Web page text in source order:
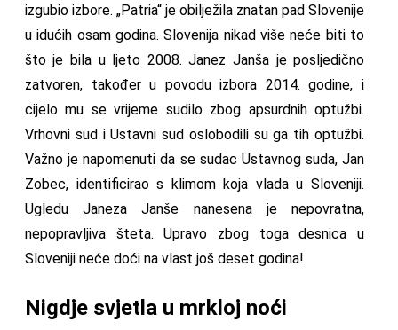
izgubio izbore. „Patria“ je obilježila znatan pad Slovenije
u idućih osam godina. Slovenija nikad više neće biti to
što je bila u ljeto 2008. Janez Janša je posljedično
zatvoren, također u povodu izbora 2014. godine, i
cijelo mu se vrijeme sudilo zbog apsurdnih optužbi.
Vrhovni sud i Ustavni sud oslobodili su ga tih optužbi.
Važno je napomenuti da se sudac Ustavnog suda, Jan
Zobec, identificirao s klimom koja vlada u Sloveniji.
Ugledu Janeza Janše nanesena je nepovratna,
nepopravljiva šteta. Upravo zbog toga desnica u
Sloveniji neće doći na vlast još deset godina!
Nigdje svjetla u mrkloj noći